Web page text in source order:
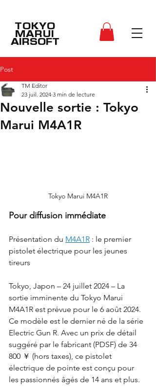
TOKYO
MARUI
AIRSOFT
Post
Nouvelle sortie : Tokyo
Marui M4A1R
TM Editor
23 juil. 2024 3 min de lecture
Tokyo Marui M4A1R
Pour diffusion immédiate
Présentation du M4A1R : le premier
pistolet électrique pour les jeunes
tireurs
Tokyo, Japon – 24 juillet 2024 – La
sortie imminente du Tokyo Marui
M4A1R est prévue pour le 6 août 2024.
Ce modèle est le dernier né de la série
Electric Gun R. Avec un prix de détail
suggéré par le fabricant (PDSF) de 34
800 ￥ (hors taxes), ce pistolet
électrique de pointe est conçu pour
les passionnés âgés de 14 ans et plus.